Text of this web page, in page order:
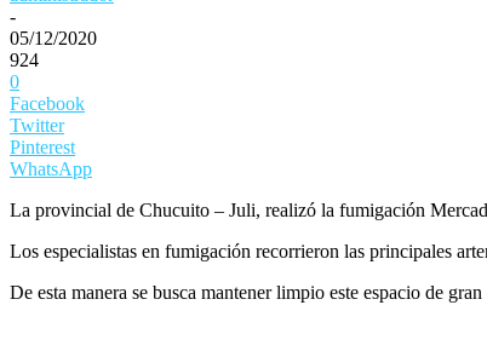
-
05/12/2020
924
0
Facebook
Twitter
Pinterest
WhatsApp
La provincial de Chucuito – Juli, realizó la fumigación
Los especialistas en fumigación recorrieron las principales
De esta manera se busca mantener limpio este espacio de